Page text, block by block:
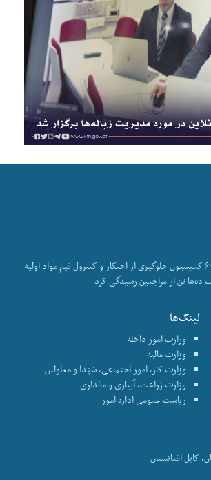
ده‌ها تن از مراجعین رسیدگی کرد
لینک‌ها
وزارت امور داخله
وزارت مالیه
وزارت کار، امور اجتماعی، شهدا و معلولین
وزارت زراعت، آبیاری و مالداری
ریاست عمومی اداره امور
کابل افغانستان